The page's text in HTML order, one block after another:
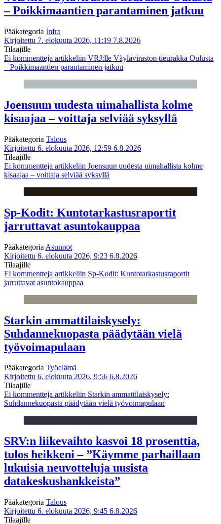
– Poikkimaantien parantaminen jatkuu
Pääkategoria Infra
Kirjoitettu 7. elokuuta 2026, 11:19 7.8.2026
Tilaajille
Ei kommentteja artikkeliin VRJ:lle Väyläviraston tieurakka Oulusta
– Poikkimaantien parantaminen jatkuu
Joensuun uudesta uimahallista kolme
kisaajaa – voittaja selviää syksyllä
Pääkategoria Talous
Kirjoitettu 6. elokuuta 2026, 12:59 6.8.2026
Tilaajille
Ei kommentteja artikkeliin Joensuun uudesta uimahallista kolme
kisaajaa – voittaja selviää syksyllä
Sp-Kodit: Kuntotarkastusraportit
jarruttavat asuntokauppaa
Pääkategoria Asunnot
Kirjoitettu 6. elokuuta 2026, 9:23 6.8.2026
Tilaajille
Ei kommentteja artikkeliin Sp-Kodit: Kuntotarkastusraportit
jarruttavat asuntokauppaa
Starkin ammattilaiskysely:
Suhdannekuopasta päädytään vielä
työvoimapulaan
Pääkategoria Työelämä
Kirjoitettu 6. elokuuta 2026, 9:56 6.8.2026
Tilaajille
Ei kommentteja artikkeliin Starkin ammattilaiskysely:
Suhdannekuopasta päädytään vielä työvoimapulaan
SRV:n liikevaihto kasvoi 18 prosenttia,
tulos heikkeni – ”Käymme parhaillaan
lukuisia neuvotteluja uusista
datakeskushankkeista”
Pääkategoria Talous
Kirjoitettu 6. elokuuta 2026, 9:45 6.8.2026
Tilaajille